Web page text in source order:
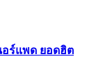
อร์แพด ยอดฮิต